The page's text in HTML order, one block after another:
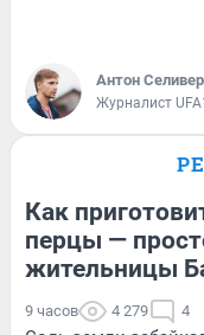
Антон
Журналист
Как
перцы —
жительницы
9 часов 4 279 4